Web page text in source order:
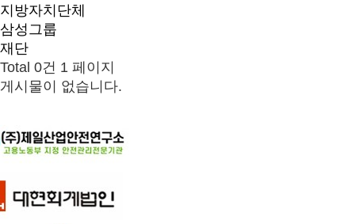
지방자치단체
삼성그룹
재단
Total 0건 1 페이지
게시물이 없습니다.